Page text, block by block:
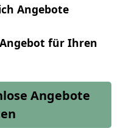
Angebote
für Ihren
Angebote